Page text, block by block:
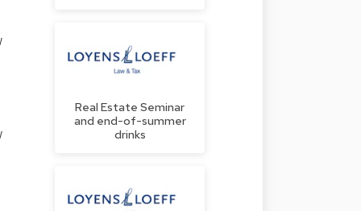
Real Estate Seminar
and end-of-summer
drinks